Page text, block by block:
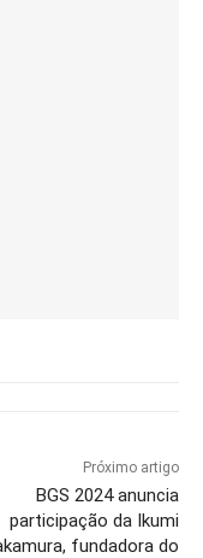
Próximo artigo
BGS 2024 anuncia
participação da Ikumi
fundadora do